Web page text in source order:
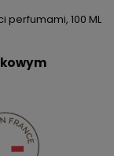
perfumami, 100 ML